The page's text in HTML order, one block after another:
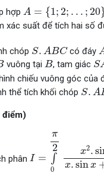
hợp A = {1; 2; . . . ; 20
A ;2;. .;20
xác suất để tích hai số
chóp S. ABC
S. BC có đáy
vuông tại B
B, tam giác S
S
chiếu vuông góc của
thể tích khối chóp S. A
S. B
điểm)
phân I =
π
2
∫
0
x2.
x.sinx
π2